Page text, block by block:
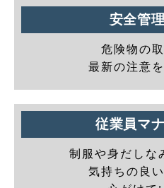
安全管
危険物の
最新の注意
従業員マ
制服や身だしな
気持ちの良